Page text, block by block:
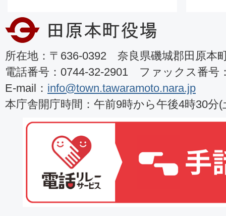
所在地：〒636-0392 奈良県磯城郡田原本
電話番号：0744-32-2901 ファックス番号
E-mail： info@town.tawaramoto.nara.jp
本庁舎開庁時間：午前9時から午後4時30分